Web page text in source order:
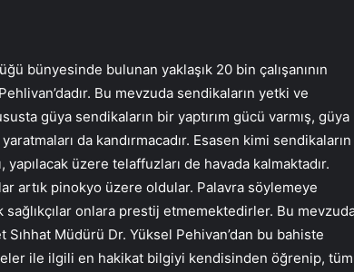
bünyesinde bulunan yaklaşık 20 bin çalışanının
Bu mevzuda sendikaların yetki ve
güya sendikaların bir yaptırım gücü varmış, güya
da kandırmacadır. Esasen kimi sendikaların
üzere telaffuzları de havada kalmaktadır.
artık pinokyo üzere oldular. Palavra söylemeye
sağlıkçılar onlara prestij etmemektedirler. Bu
Müdürü Dr. Yüksel Pehivan’dan bu bahiste
ile ilgili en hakikat bilgiyi kendisinden öğrenip, tüm